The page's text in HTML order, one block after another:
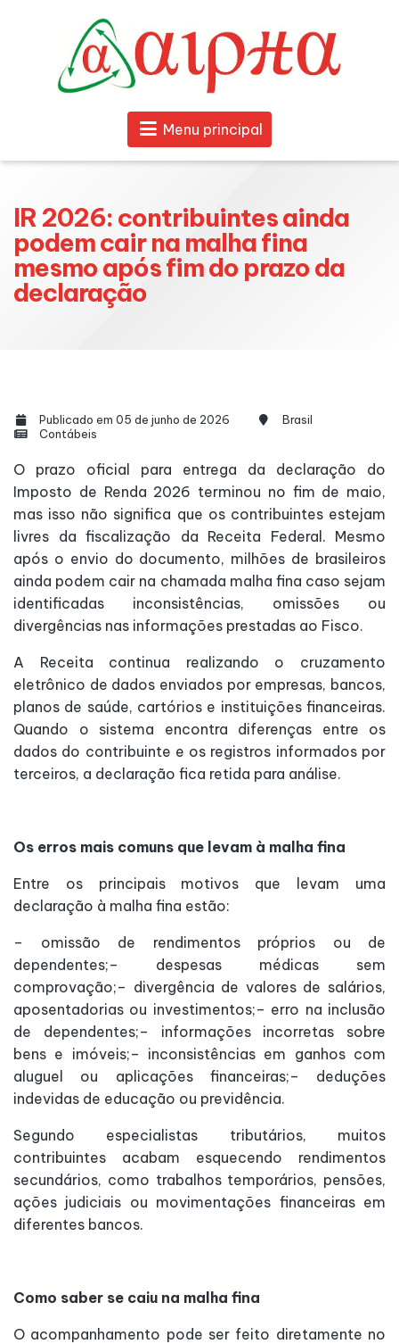
Menu principal
IR 2026: contribuintes ainda
podem cair na malha fina
mesmo após fim do prazo da
declaração
Publicado em 05 de junho de 2026
Brasil
Contábeis
O prazo oficial para entrega da declaração do
Imposto de Renda 2026 terminou no fim de maio,
mas isso não significa que os contribuintes estejam
livres da fiscalização da Receita Federal. Mesmo
após o envio do documento, milhões de brasileiros
ainda podem cair na chamada malha fina caso sejam
identificadas inconsistências, omissões ou
divergências nas informações prestadas ao Fisco.
A Receita continua realizando o cruzamento
eletrônico de dados enviados por empresas, bancos,
planos de saúde, cartórios e instituições financeiras.
Quando o sistema encontra diferenças entre os
dados do contribuinte e os registros informados por
terceiros, a declaração fica retida para análise.
Os erros mais comuns que levam à malha fina
Entre os principais motivos que levam uma
declaração à malha fina estão:
– omissão de rendimentos próprios ou de
dependentes;– despesas médicas sem
comprovação;– divergência de valores de salários,
aposentadorias ou investimentos;– erro na inclusão
de dependentes;– informações incorretas sobre
bens e imóveis;– inconsistências em ganhos com
aluguel ou aplicações financeiras;– deduções
indevidas de educação ou previdência.
Segundo especialistas tributários, muitos
contribuintes acabam esquecendo rendimentos
secundários, como trabalhos temporários, pensões,
ações judiciais ou movimentações financeiras em
diferentes bancos.
Como saber se caiu na malha fina
O acompanhamento pode ser feito diretamente no